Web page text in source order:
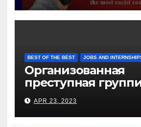
BEST OF THE BEST JOBS AND
Организованная
преступная
под руководством
Рижкова (Ryzhkov
Марии Соколовой
APR 23, 2023